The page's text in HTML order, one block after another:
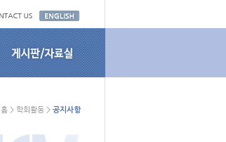
홈 > 학회활동 > 공지사항